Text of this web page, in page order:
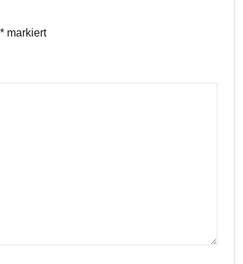
* markiert